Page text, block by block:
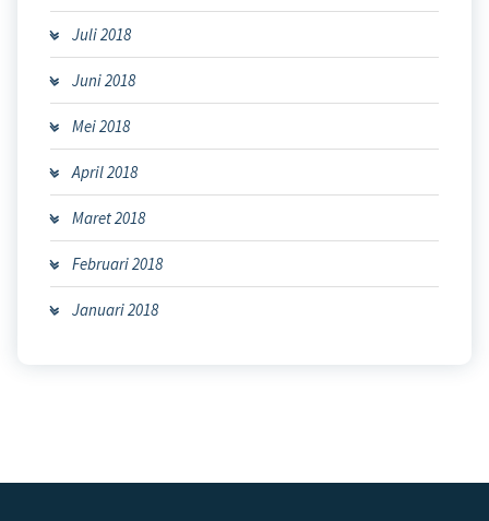
Juli 2018
Juni 2018
Mei 2018
April 2018
Maret 2018
Februari 2018
Januari 2018